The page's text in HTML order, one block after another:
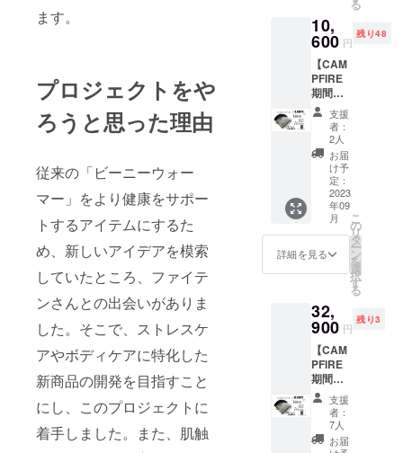
ます。
プロジェクトをや
ろうと思った理由
従来の「ビーニーウォー
マー」をより健康をサポー
トするアイテムにするた
め、新しいアイデアを模索
していたところ、ファイテ
ンさんとの出会いがありま
した。そこで、ストレスケ
アやボディケアに特化した
新商品の開発を目指すこと
にし、このプロジェクトに
着手しました。また、肌触
からお
選び頂
けま
す。 ・
発送は
郵政レ
ター
パック
を予定
してお
りま
す。 ＊
色の変
更は出
来ませ
ん。よ
くご確
す。 ＊
サイズ
は、男
女フ
リーサ
イズで
す。
B2War
mer×2
・パ
ワー
テープ
×2 ・限
定80名
様希望
小売価
格
10,270
→7,700
円(送
料・税
込） ・
色はブ
種類か
らお選
び頂け
ます。
・発送
は郵政
レター
パック
を予定
してお
る
10,
600 円
残り48
【CAM
PFIRE
期間限
定：50
セッ
ト】
ファイ
テンの
パワー
テープ
が3枚付
き 限
定特価3
枚コー
ス
30%OF
B2War
mer×3
・パ
ワー
テープ
×3 ・限
定50名
様希望
小売価
格
支援
者：
2人
お届
け予
定：
2023
年09
月
詳細を見る
こ
の
リ
タ
ー
ン
を
選
択
す
る
32,
900 円
残り3
【CAM
PFIRE
期間限
定：10
セッ
ト】
ファイ
支援
者：
7人
お届